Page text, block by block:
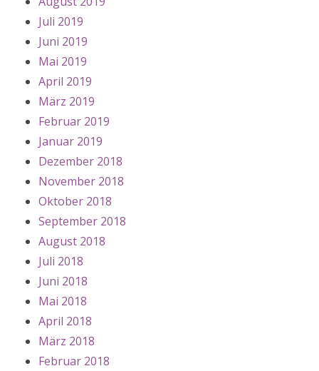
Juli 2019
Juni 2019
Mai 2019
April 2019
März 2019
Februar 2019
Januar 2019
Dezember 2018
November 2018
Oktober 2018
September 2018
August 2018
Juli 2018
Juni 2018
Mai 2018
April 2018
März 2018
Februar 2018